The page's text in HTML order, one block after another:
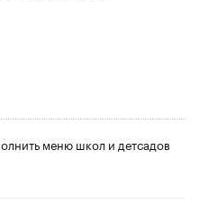
меню школ и детсадов